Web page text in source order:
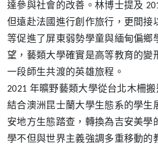
達參與社會的改善。林博士提及
但遠赴法國進行創作旅行，更間接
等促進了屏東弱勢學童與緬甸偏鄉
望，藝類大學確實是高等教育的變
一段師生共渡的英雄旅程。
2021 年曠野藝類大學從台北木柵
結合澳洲昆士蘭大學生態系的學生
安地方生態踏查，轉換為吉安美學
學不但與世界主義強調多重移動的